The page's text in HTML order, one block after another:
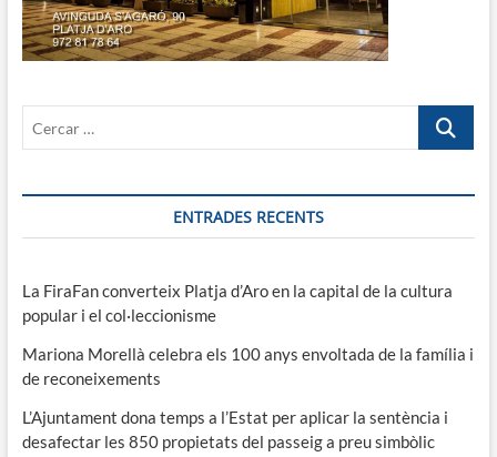
Cercar
ENTRADES RECENTS
La FiraFan converteix Platja d’Aro en la capital de la cultura
popular i el col·leccionisme
Mariona Morellà celebra els 100 anys envoltada de la família i
de reconeixements
L’Ajuntament dona temps a l’Estat per aplicar la sentència i
desafectar les 850 propietats del passeig a preu simbòlic